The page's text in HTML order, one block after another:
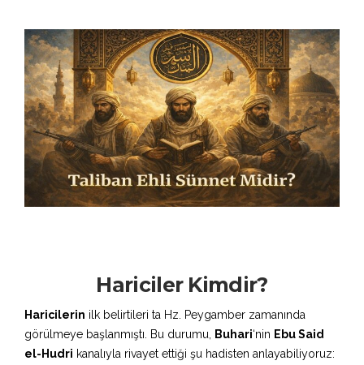
Hariciler Kimdir?
Haricilerin ilk belirtileri ta Hz. Peygamber zamanında
görülmeye başlanmıştı. Bu durumu, Buhari‘nin Ebu Said
el-Hudri kanalıyla rivayet ettiği şu hadisten anlayabiliyoruz: